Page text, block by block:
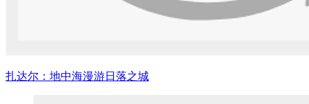
扎达尔：地中海漫游日落之城